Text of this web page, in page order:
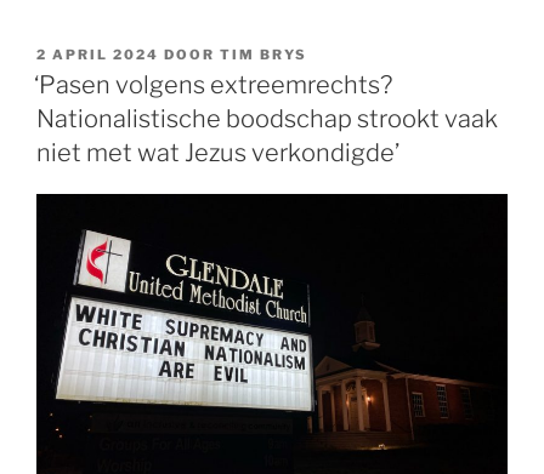
christelijke
ideaal
van
zelfopoffering:
wat
wanneer
pijn
doet?’”
GEPLAATST
OP
2 APRIL 2024 DOOR TIM BRYS
‘Pasen volgens extreemrechts?
Nationalistische boodschap strookt vaak
niet met wat Jezus verkondigde’